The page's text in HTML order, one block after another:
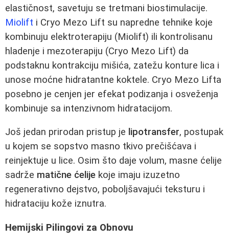
elastičnost, savetuju se tretmani biostimulacije.
Miolift i Cryo Mezo Lift su napredne tehnike koje
kombinuju elektroterapiju (Miolift) ili kontrolisanu
hladenje i mezoterapiju (Cryo Mezo Lift) da
podstaknu kontrakciju mišića, zatežu konture lica i
unose moćne hidratantne koktele. Cryo Mezo Lifta
posebno je cenjen jer efekat podizanja i osveženja
kombinuje sa intenzivnom hidratacijom.
Još jedan prirodan pristup je lipotransfer, postupak
u kojem se sopstvo masno tkivo prečišćava i
reinjektuje u lice. Osim što daje volum, masne ćelije
sadrže matične ćelije koje imaju izuzetno
regenerativno dejstvo, poboljšavajući teksturu i
hidrataciju kože iznutra.
Hemijski Pilingovi za Obnovu